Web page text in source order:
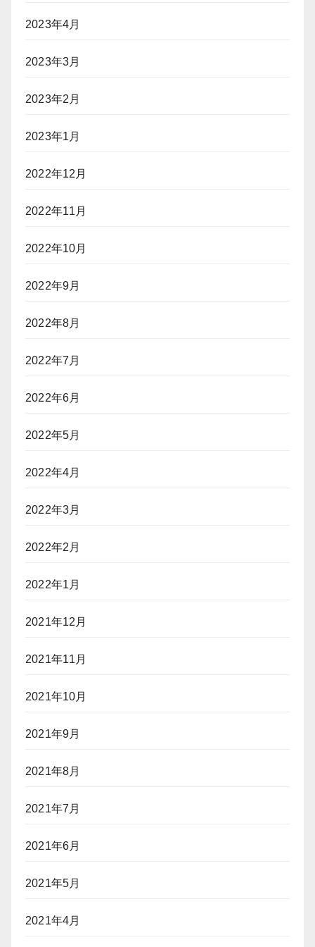
2023年4月
2023年3月
2023年2月
2023年1月
2022年12月
2022年11月
2022年10月
2022年9月
2022年8月
2022年7月
2022年6月
2022年5月
2022年4月
2022年3月
2022年2月
2022年1月
2021年12月
2021年11月
2021年10月
2021年9月
2021年8月
2021年7月
2021年6月
2021年5月
2021年4月